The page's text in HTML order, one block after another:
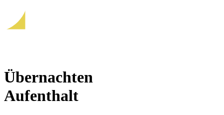
Übernachten
Aufenthalt